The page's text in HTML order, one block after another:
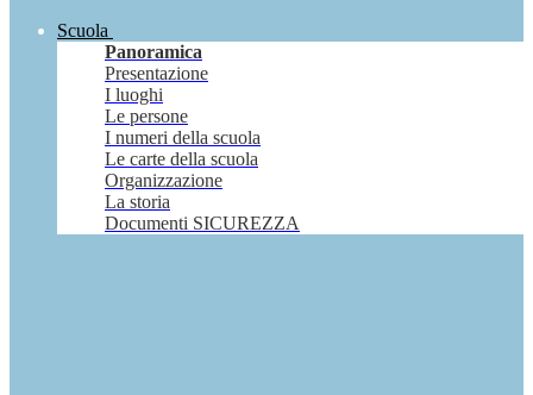
Scuola
Panoramica
Presentazione
I luoghi
Le persone
I numeri della scuola
Le carte della scuola
Organizzazione
La storia
Documenti SICUREZZA